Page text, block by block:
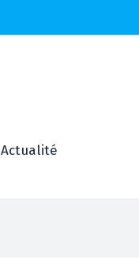
Actualité